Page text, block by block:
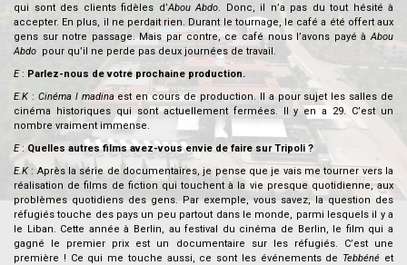
qui sont des clients fidèles d’Abou Abdo. Donc, il n’a pas du tout hésité à
accepter. En plus, il ne perdait rien. Durant le tournage, le café a été offert aux
gens sur notre passage. Mais par contre, ce café nous l’avons payé àAbou
Abdo pour qu’il ne perde pas deux journées de travail.
E: Parlez-nous de votre prochaine production.
E.K : Cinéma l madinaest en cours de production. Il a pour sujet les salles de
cinéma historiques qui sont actuellement fermées. Il y en a 29. C’est un
nombre vraiment immense.
E: Quelles autres films avez-vous envie de faire sur Tripoli ?
E.K: Après la série de documentaires, je pense que je vais me tourner vers la
réalisation de films de fiction qui touchent à la vie presque quotidienne, aux
problèmes quotidiens des gens. Par exemple, vous savez, la question des
réfugiés touche des pays un peu partout dans le monde, parmi lesquels il y a
le Liban. Cette année à Berlin, au festival du cinéma de Berlin, le film qui a
gagné le premier prix est un documentaire sur les réfugiés. C’est une
première ! Ce qui me touche aussi, ce sont les événements de Tebbéné et